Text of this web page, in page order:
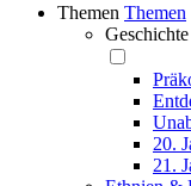
Themen Themen
20.
21.